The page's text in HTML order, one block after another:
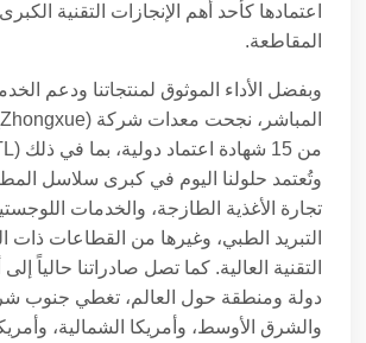
اعتمادها كأحد أهم الإنجازات التقنية
المقاطعة.
وبفضل الأداء الموثوق لمنتجاتنا ودعم
وتُعتمد حلولنا اليوم في كبرى سلاسل
تجارة الأغذية الطازجة، والخدمات
التبريد الطبي، وغيرها من القطاعات ذات
دولة ومنطقة حول العالم، تغطي جنوب
والشرق الأوسط، وأمريكا الشمالية،